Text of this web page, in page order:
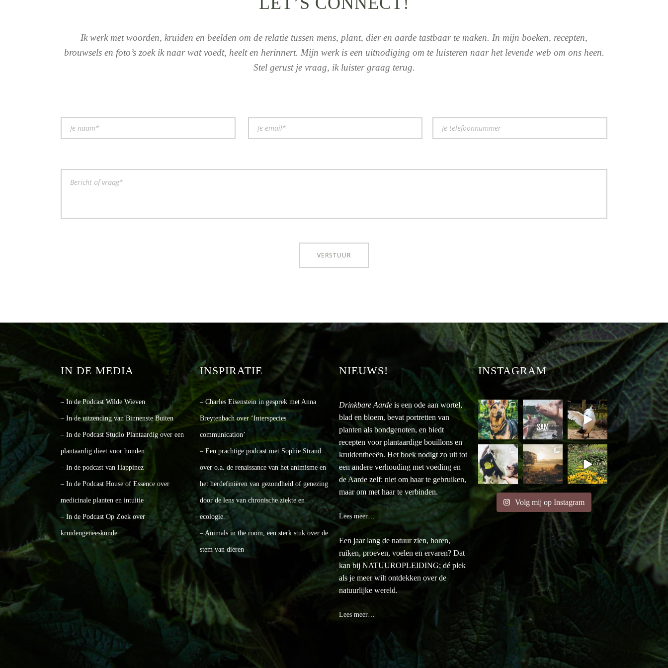
Ik werk met woorden, kruiden en beelden om de relatie tussen mens, plant, dier en aarde tastbaar te maken. In mijn boeken, recepten,
brouwsels en foto’s zoek ik naar wat voedt, heelt en herinnert. Mijn werk is een uitnodiging om te luisteren naar het levende web om ons heen.
Stel gerust je vraag, ik luister graag terug.
IN DE MEDIA
– In de Podcast Wilde Wieven
– In de uitzending van Binnenste Buiten
– In de Podcast Studio Plantaardig over een
plantaardig dieet voor honden
– In de podcast van Happinez
– In de Podcast House of Essence over
medicinale planten en intuitie
– In de Podcast Op Zoek over
kruidengeneeskunde
INSPIRATIE
– Charles Eisenstein in gesprek met Anna
Breytenbach over ‘Interspecies
communication’
– Een prachtige podcast met Sophie Strand
over o.a. de renaissance van het animisme en
het herdefiniëren van gezondheid of genezing
door de lens van chronische ziekte en
ecologie.
– Animals in the room, een sterk stuk over de
stem van dieren
NIEUWS!
Drinkbare Aarde is een ode aan wortel,
blad en bloem, bevat portretten van
planten als bondgenoten, en biedt
recepten voor plantaardige bouillons en
kruidentheeën. Het boek nodigt zo uit tot
een andere verhouding met voeding en
de Aarde zelf: niet om haar te gebruiken,
maar om met haar te verbinden.
Lees meer…
Een jaar lang de natuur zien, horen,
ruiken, proeven, voelen en ervaren? Dat
kan bij NATUUROPLEIDING; dé plek
als je meer wilt ontdekken over de
natuurlijke wereld.
Lees meer…
INSTAGRAM
Volg mij op Instagram